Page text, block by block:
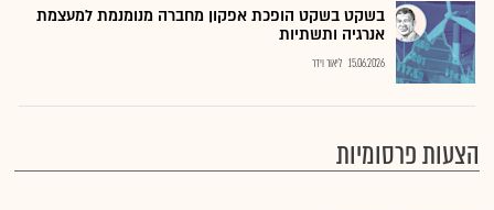
בשקט בשקט הופכת אפקון מחברה מנומנמת למעצמת
אנרגיה ותשתיות
15.06.2026 ליאור וידר
הצעות פרסומיות